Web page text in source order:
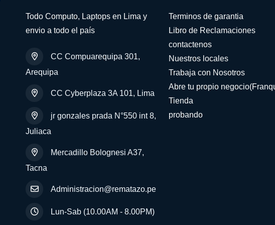
Todo Computo, Laptops en Lima y
envio a todo el país
CC Compuarequipa 301,
Arequipa
CC Cyberplaza 3A 101, Lima
jr gonzales prada N°550 int 8,
Juliaca
Mercadillo Bolognesi A37,
Tacna
Administracion@rematazo.pe
Lun-Sab (10.00AM - 8.00PM)
Terminos de garantia
Libro de Reclamaciones
contactenos
Nuestros locales
Trabaja con Nosotros
Abre tu propio
Tienda
probando